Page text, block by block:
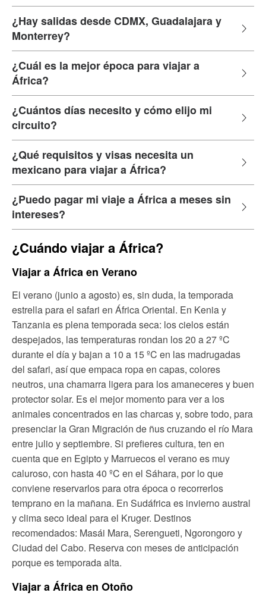
¿Hay salidas desde CDMX, Guadalajara y
Monterrey?
¿Cuál es la mejor época para viajar a
África?
¿Cuántos días necesito y cómo elijo mi
circuito?
¿Qué requisitos y visas necesita un
mexicano para viajar a África?
¿Puedo pagar mi viaje a África a meses sin
intereses?
¿Cuándo viajar a África?
Viajar a África en Verano
El verano (junio a agosto) es, sin duda, la temporada
estrella para el safari en África Oriental. En Kenia y
Tanzania es plena temporada seca: los cielos están
despejados, las temperaturas rondan los 20 a 27 ºC
durante el día y bajan a 10 a 15 ºC en las madrugadas
del safari, así que empaca ropa en capas, colores
neutros, una chamarra ligera para los amaneceres y buen
protector solar. Es el mejor momento para ver a los
animales concentrados en las charcas y, sobre todo, para
presenciar la Gran Migración de ñus cruzando el río Mara
entre julio y septiembre. Si prefieres cultura, ten en
cuenta que en Egipto y Marruecos el verano es muy
caluroso, con hasta 40 ºC en el Sáhara, por lo que
conviene reservarlos para otra época o recorrerlos
temprano en la mañana. En Sudáfrica es invierno austral
y clima seco ideal para el Kruger. Destinos
recomendados: Masái Mara, Serengueti, Ngorongoro y
Ciudad del Cabo. Reserva con meses de anticipación
porque es temporada alta.
Viajar a África en Otoño